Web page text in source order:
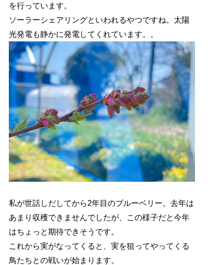
を行っています。
ソーラーシェアリングといわれるやつですね。太陽
光発電も静かに発電してくれています。。
私が世話しだしてから2年目のブルーベリー。去年は
あまり収穫できませんでしたが、この様子だと今年
はちょっと期待できそうです。
これから実がなってくると、実を狙ってやってくる
鳥たちとの戦いが始まります。